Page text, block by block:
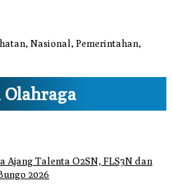
Nasional, Pemerintahan,
Olahraga
Ajang Talenta O2SN, FLS3N dan
2026